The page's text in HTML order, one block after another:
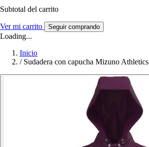
Subtotal del carrito
Ver mi carrito Seguir comprando
Loading...
Inicio
/ Sudadera con capucha Mizuno Athletics